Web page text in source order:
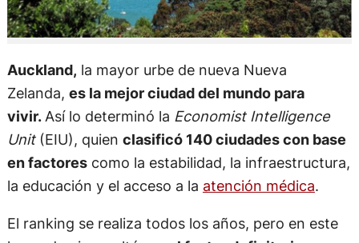
Auckland, la mayor urbe de nueva Nueva
Zelanda, es la mejor ciudad del mundo para
vivir. Así lo determinó la Economist Intelligence
Unit(EIU), quien clasificó 140 ciudades con base
en factorescomo la estabilidad, la infraestructura,
la educación y el acceso a la atención médica.
El ranking se realiza todos los años, pero en este